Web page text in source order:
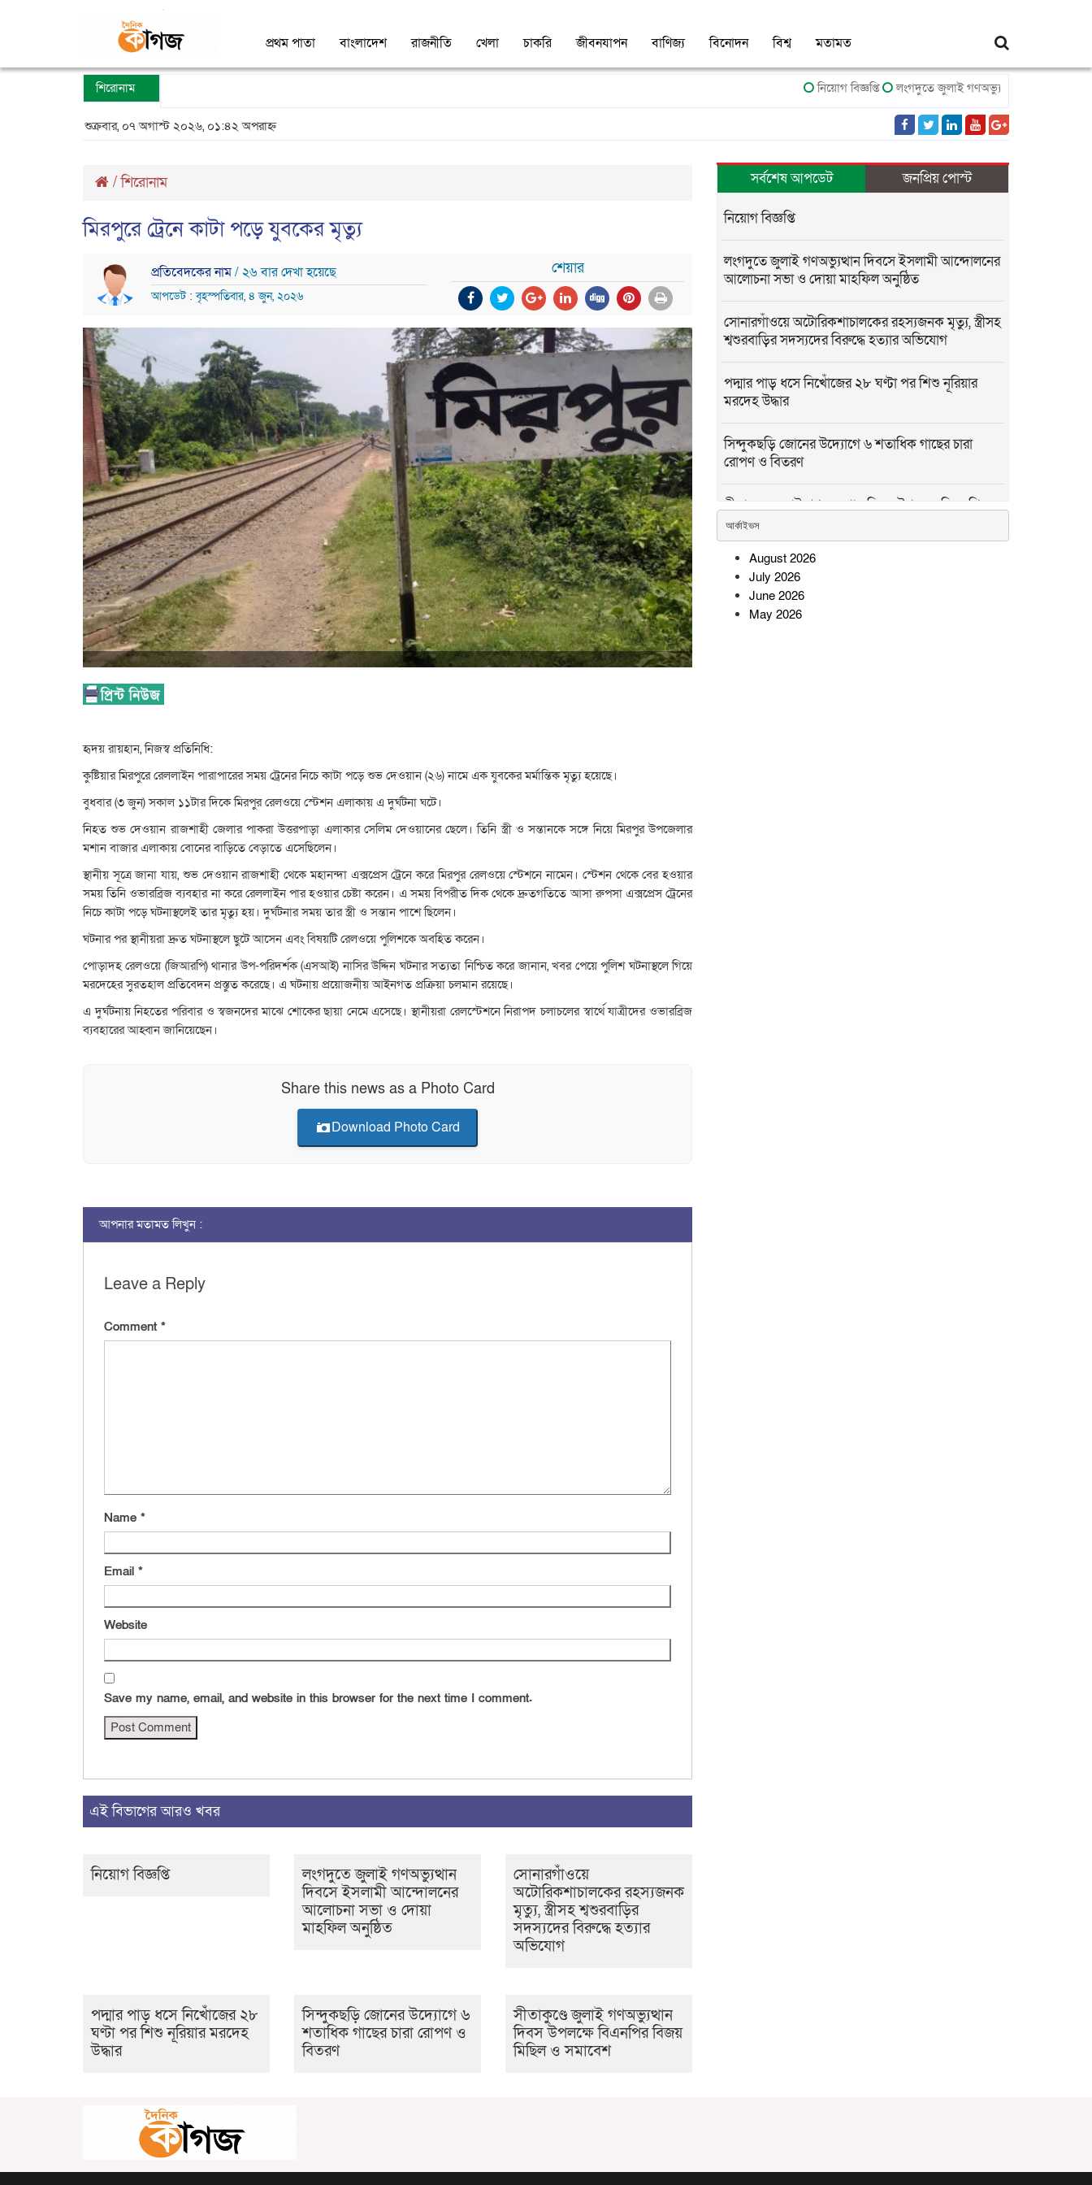
প্রথম পাতা বাংলাদেশ রাজনীতি খেলা চাকরি জীবনযাপন বাণিজ্য বিনোদন বিশ্ব মতামত
শিরোনাম নিয়োগ বিজ্ঞপ্তি লংগদুতে জুলাই গণঅভ্যুত্থান দিবসে ইসলামী
শুক্রবার, ০৭ অগাস্ট ২০২৬, ০১:৪২ অপরাহ্ন
/শিরোনাম
মিরপুরে ট্রেনে কাটা পড়ে যুবকের মৃত্যু
প্রতিবেদকের নাম/ ২৬ বার দেখা হয়েছে
আপডেট : বৃহস্পতিবার, ৪ জুন, ২০২৬
শেয়ার
হৃদয় রায়হান, নিজস্ব প্রতিনিধি:
কুষ্টিয়ার মিরপুরে রেললাইন পারাপারের সময় ট্রেনের নিচে কাটা পড়ে শুভ দেওয়ান (২৬) নামে এক যুবকের মর্মান্তিক মৃত্যু হয়েছে।
বুধবার (৩ জুন) সকাল ১১টার দিকে মিরপুর রেলওয়ে স্টেশন এলাকায় এ দুর্ঘটনা ঘটে।
নিহত শুভ দেওয়ান রাজশাহী জেলার পাকরা উত্তরপাড়া এলাকার সেলিম দেওয়ানের ছেলে। তিনি স্ত্রী ও সন্তানকে সঙ্গে নিয়ে মিরপুর উপজেলার
মশান বাজার এলাকায় বোনের বাড়িতে বেড়াতে এসেছিলেন।
স্থানীয় সূত্রে জানা যায়, শুভ দেওয়ান রাজশাহী থেকে মহানন্দা এক্সপ্রেস ট্রেনে করে মিরপুর রেলওয়ে স্টেশনে নামেন। স্টেশন থেকে বের হওয়ার
সময় তিনি ওভারব্রিজ ব্যবহার না করে রেললাইন পার হওয়ার চেষ্টা করেন। এ সময় বিপরীত দিক থেকে দ্রুতগতিতে আসা রুপসা এক্সপ্রেস ট্রেনের
নিচে কাটা পড়ে ঘটনাস্থলেই তার মৃত্যু হয়। দুর্ঘটনার সময় তার স্ত্রী ও সন্তান পাশে ছিলেন।
ঘটনার পর স্থানীয়রা দ্রুত ঘটনাস্থলে ছুটে আসেন এবং বিষয়টি রেলওয়ে পুলিশকে অবহিত করেন।
পোড়াদহ রেলওয়ে (জিআরপি) থানার উপ-পরিদর্শক (এসআই) নাসির উদ্দিন ঘটনার সত্যতা নিশ্চিত করে জানান, খবর পেয়ে পুলিশ ঘটনাস্থলে গিয়ে
মরদেহের সুরতহাল প্রতিবেদন প্রস্তুত করেছে। এ ঘটনায় প্রয়োজনীয় আইনগত প্রক্রিয়া চলমান রয়েছে।
এ দুর্ঘটনায় নিহতের পরিবার ও স্বজনদের মাঝে শোকের ছায়া নেমে এসেছে। স্থানীয়রা রেলস্টেশনে নিরাপদ চলাচলের স্বার্থে যাত্রীদের ওভারব্রিজ
ব্যবহারের আহ্বান জানিয়েছেন।
Share this news as a Photo Card
Download Photo Card
আপনার মতামত লিখুন :
Leave a Reply
Comment *
Name *
Email *
Website
Save my name, email, and website in this browser for the next time I comment.
এই বিভাগের আরও খবর
নিয়োগ বিজ্ঞপ্তি
লংগদুতে জুলাই গণঅভ্যুত্থান
দিবসে ইসলামী আন্দোলনের
আলোচনা সভা ও দোয়া
মাহফিল অনুষ্ঠিত
সোনারগাঁওয়ে
অটোরিকশাচালকের রহস্যজনক
মৃত্যু, স্ত্রীসহ শ্বশুরবাড়ির
সদস্যদের বিরুদ্ধে হত্যার
অভিযোগ
পদ্মার পাড় ধসে নিখোঁজের ২৮
ঘণ্টা পর শিশু নূরিয়ার মরদেহ
উদ্ধার
সিন্দুকছড়ি জোনের উদ্যোগে ৬
শতাধিক গাছের চারা রোপণ ও
বিতরণ
সীতাকুণ্ডে জুলাই গণঅভ্যুত্থান
দিবস উপলক্ষে বিএনপির বিজয়
মিছিল ও সমাবেশ
সর্বশেষ আপডেট জনপ্রিয় পোস্ট
নিয়োগ বিজ্ঞপ্তি
লংগদুতে জুলাই গণঅভ্যুত্থান দিবসে ইসলামী আন্দোলনের
আলোচনা সভা ও দোয়া মাহফিল অনুষ্ঠিত
সোনারগাঁওয়ে অটোরিকশাচালকের রহস্যজনক মৃত্যু, স্ত্রীসহ
শ্বশুরবাড়ির সদস্যদের বিরুদ্ধে হত্যার অভিযোগ
পদ্মার পাড় ধসে নিখোঁজের ২৮ ঘণ্টা পর শিশু নূরিয়ার
মরদেহ উদ্ধার
সিন্দুকছড়ি জোনের উদ্যোগে ৬ শতাধিক গাছের চারা
রোপণ ও বিতরণ
সীতাকুণ্ডে জুলাই গণঅভ্যুত্থান দিবস উপলক্ষে বিএনপির
বিজয় মিছিল ও সমাবেশ
আর্কাইভস
August 2026
July 2026
June 2026
May 2026